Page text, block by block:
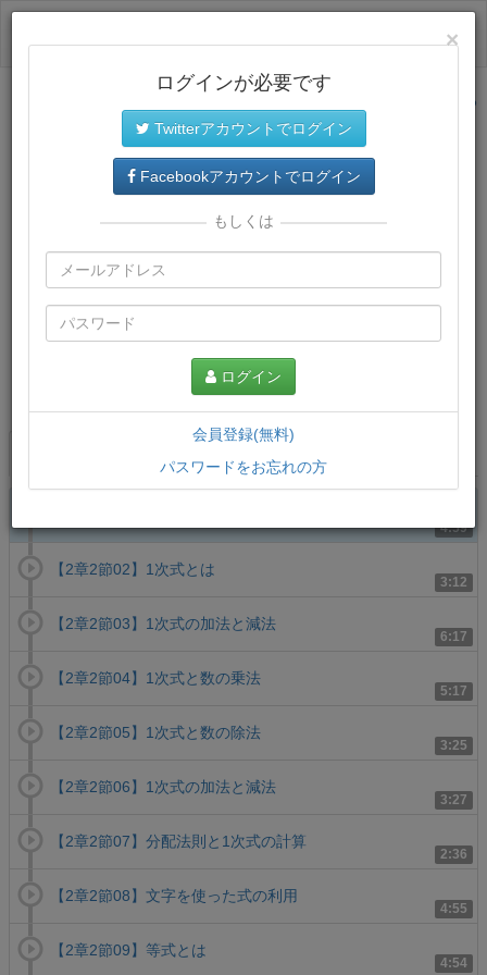
サイトトップに戻る
4:59
3:12
【2章2節02】1次式とは
6:17
【2章2節03】1次式の加法と減法
5:17
【2章2節04】1次式と数の乗法
3:25
【2章2節05】1次式と数の除法
3:27
【2章2節06】1次式の加法と減法
2:36
【2章2節07】分配法則と1次式の計算
4:55
【2章2節08】文字を使った式の利用
4:54
【2章2節09】等式とは
×
ログインが必要です
Twitterアカウントでログイン
Facebookアカウントでログイン
もしくは
ログイン
会員登録(無料)
パスワードをお忘れの方